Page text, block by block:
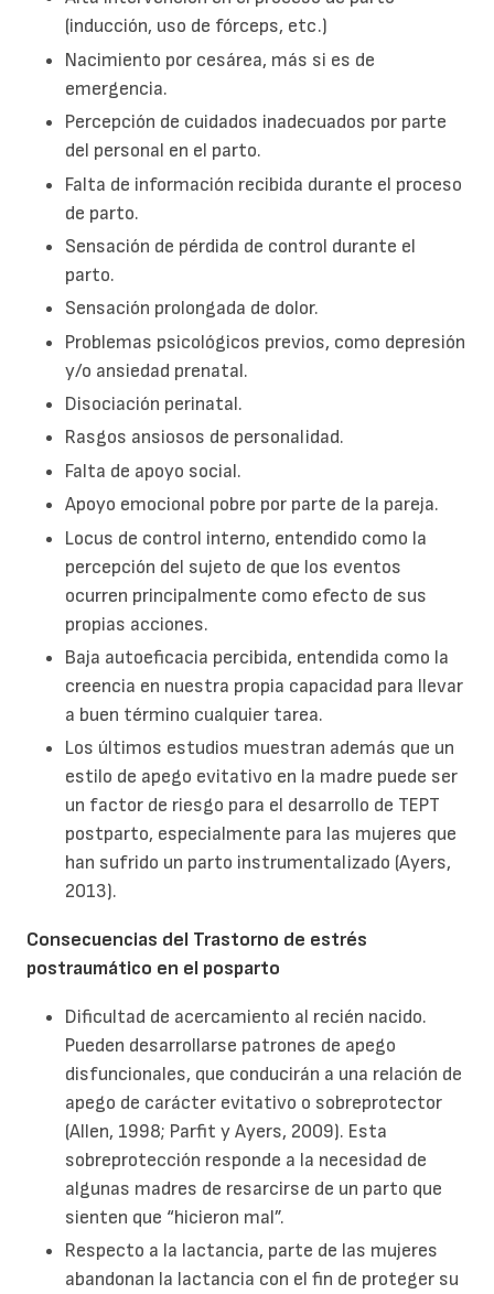
(inducción, uso de fórceps, etc.)
Nacimiento por cesárea, más si es de
emergencia.
Percepción de cuidados inadecuados por parte
del personal en el parto.
Falta de información recibida durante el proceso
de parto.
Sensación de pérdida de control durante el
parto.
Sensación prolongada de dolor.
Problemas psicológicos previos, como depresión
y/o ansiedad prenatal.
Disociación perinatal.
Rasgos ansiosos de personalidad.
Falta de apoyo social.
Apoyo emocional pobre por parte de la pareja.
Locus de control interno, entendido como la
percepción del sujeto de que los eventos
ocurren principalmente como efecto de sus
propias acciones.
Baja autoeficacia percibida, entendida como la
creencia en nuestra propia capacidad para llevar
a buen término cualquier tarea.
Los últimos estudios muestran además que un
estilo de apego evitativo en la madre puede ser
un factor de riesgo para el desarrollo de TEPT
postparto, especialmente para las mujeres que
han sufrido un parto instrumentalizado (Ayers,
2013).
Consecuencias del Trastorno de estrés
postraumático en el posparto
Dificultad de acercamiento al recién nacido.
Pueden desarrollarse patrones de apego
disfuncionales, que conducirán a una relación de
apego de carácter evitativo o sobreprotector
(Allen, 1998; Parfit y Ayers, 2009). Esta
sobreprotección responde a la necesidad de
algunas madres de resarcirse de un parto que
sienten que “hicieron mal”.
Respecto a la lactancia, parte de las mujeres
abandonan la lactancia con el fin de proteger su